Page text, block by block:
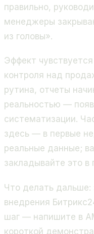
правильно,
менеджеры
из головы».
Эффект
контроля над
рутина, отчеты
реальностью —
систематизации.
здесь — в первые
реальные данные;
закладывайте это в
Что делать дальше:
внедрения
шаг — напишите в
короткой